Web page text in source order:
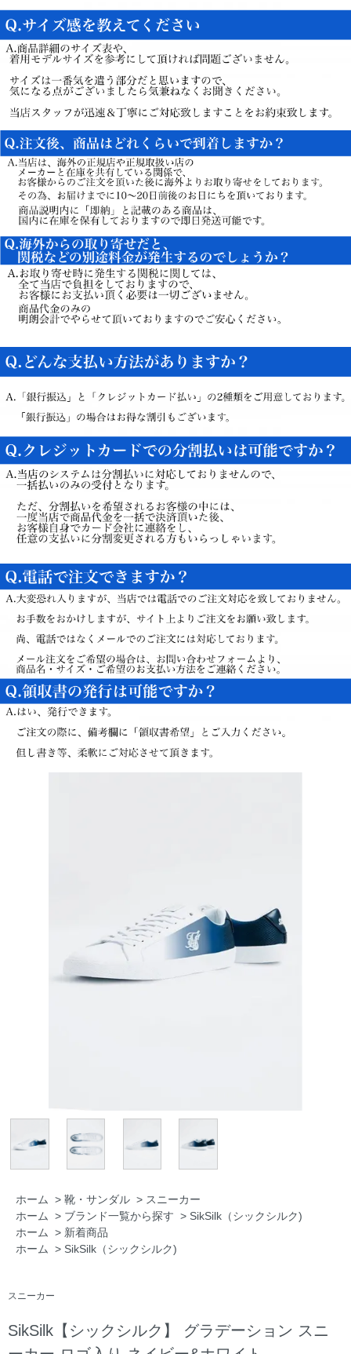
ホーム > 靴・サンダル > スニーカー
ホーム > ブランド一覧から探す > SikSilk（シックシルク)
ホーム > 新着商品
ホーム > SikSilk（シックシルク)
スニーカー
SikSilk【シックシルク】 グラデーション スニ